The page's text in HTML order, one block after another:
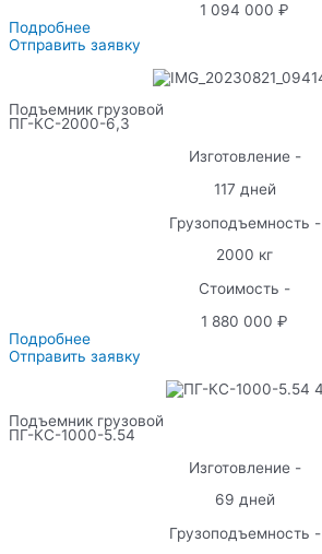
1 094 000 ₽
Подробнее
Отправить заявку
Подъемник грузовой
ПГ-КС-2000-6,3
Изготовление -
117 дней
Грузоподъемность -
2000 кг
Стоимость -
1 880 000 ₽
Подробнее
Отправить заявку
Подъемник грузовой
ПГ-КС-1000-5.54
Изготовление -
69 дней
Грузоподъемность -